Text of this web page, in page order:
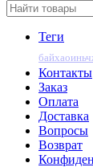
Теги
Контакты
Заказ
Оплата
Доставка
Вопросы
Возврат